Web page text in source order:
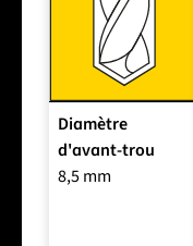
Diamètre
d'avant-trou
8,5 mm